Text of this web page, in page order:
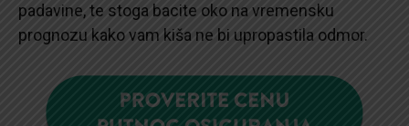
padavine, te stoga bacite oko na vremensku
prognozu kako vam kiša ne bi upropastila odmor.